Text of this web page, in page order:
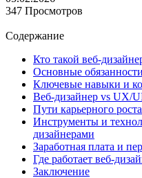
347 Просмотров
Содержание
Кто такой веб-
Основные
Ключевые навыки и
Веб-дизайнер vs UX/
Пути карьерного
Инструменты и
дизайнерами
Заработная плата и
Где работает веб-
Заключение